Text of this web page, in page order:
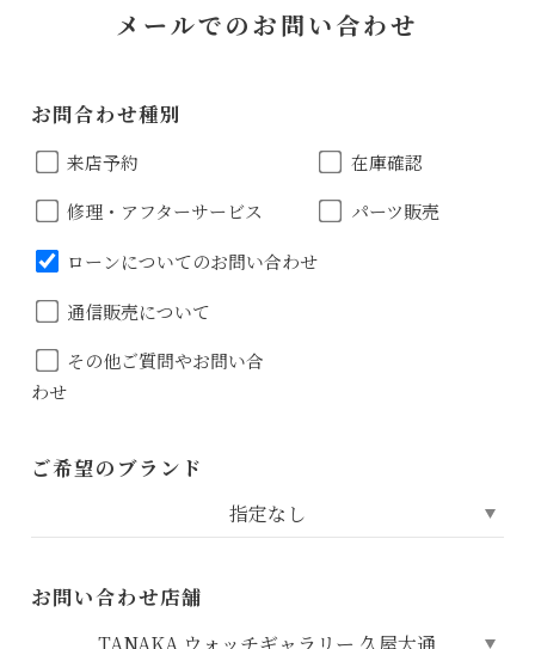
メールでのお問い合わせ
お問合わせ種別
来店予約
在庫確認
修理・アフターサービス
パーツ販売
ローンについてのお問い合わせ
通信販売について
その他ご質問やお問い合
わせ
ご希望のブランド
お問い合わせ店舗